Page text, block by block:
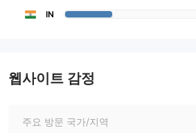
IN
웹사이트 감정
주요 방문 국가/지역